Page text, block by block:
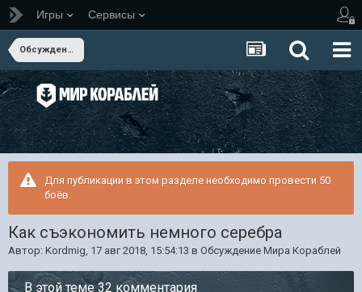
Игры Сервисы
Обсуждение Мира Кораблей
Для публикации в этом разделе необходимо провести 50
боёв.
Как съэкономить немного серебра
Автор: Kordmig, 17 авг 2018, 15:54:13 в Обсуждение Мира Кораблей
В этой теме 32 комментария